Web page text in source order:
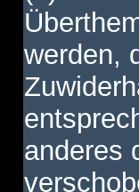
werden,
anderes